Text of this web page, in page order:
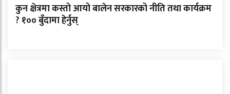
कुन क्षेत्रमा कस्तो आयो बालेन सरकारको नीति तथा कार्यक्रम
? १०० बुँदामा हेर्नुस्